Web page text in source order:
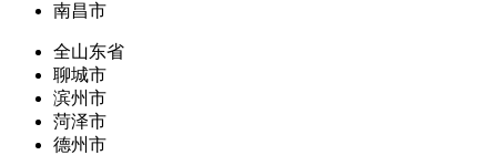
南昌市
全山东省
聊城市
滨州市
菏泽市
德州市